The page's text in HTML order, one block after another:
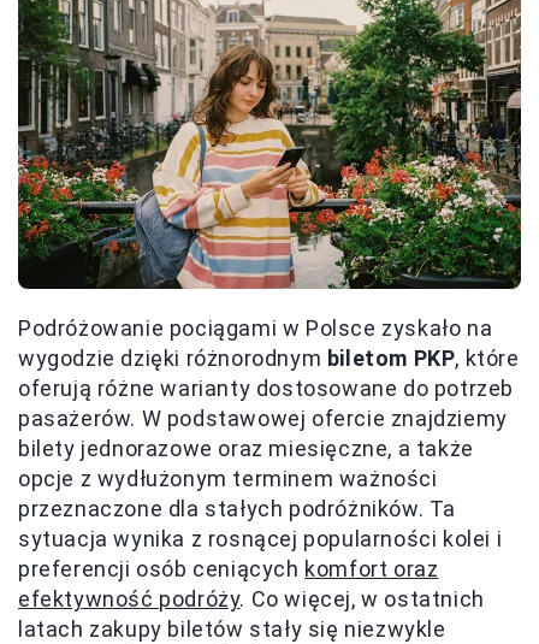
Podróżowanie pociągami w Polsce zyskało na
wygodzie dzięki różnorodnym biletom PKP, które
oferują różne warianty dostosowane do potrzeb
pasażerów. W podstawowej ofercie znajdziemy
bilety jednorazowe oraz miesięczne, a także
opcje z wydłużonym terminem ważności
przeznaczone dla stałych podróżników. Ta
sytuacja wynika z rosnącej popularności kolei i
preferencji osób ceniących komfort oraz
efektywność podróży. Co więcej, w ostatnich
latach zakupy biletów stały się niezwykle